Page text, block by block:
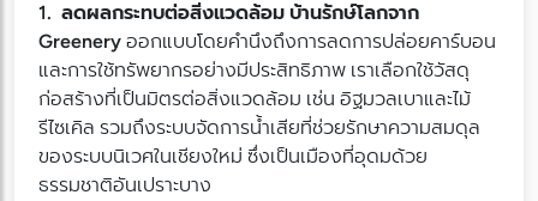
1. ลดผลกระทบต่อสิ่งแวดล้อม บ้านรักษ์โลกจาก
Greenery ออกแบบโดยคำนึงถึงการลดการปล่อยคาร์บอน
และการใช้ทรัพยากรอย่างมีประสิทธิภาพ เราเลือกใช้วัสดุ
ก่อสร้างที่เป็นมิตรต่อสิ่งแวดล้อม เช่น อิฐมวลเบาและไม้
รีไซเคิล รวมถึงระบบจัดการน้ำเสียที่ช่วยรักษาความสมดุล
ของระบบนิเวศในเชียงใหม่ ซึ่งเป็นเมืองที่อุดมด้วย
ธรรมชาติอันเปราะบาง